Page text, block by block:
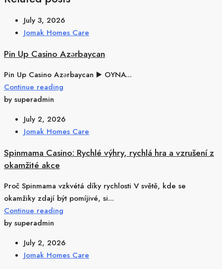
July 3, 2026
Jomak Homes Care
Pin Up Casino Azərbaycan
Pin Up Casino Azərbaycan ▶️ OYNA...
Continue reading
by superadmin
July 2, 2026
Jomak Homes Care
Spinmama Casino: Rychlé výhry, rychlá hra a vzrušení z
okamžité akce
Proč Spinmama vzkvétá díky rychlosti V světě, kde se
okamžiky zdají být pomíjivé, si...
Continue reading
by superadmin
July 2, 2026
Jomak Homes Care